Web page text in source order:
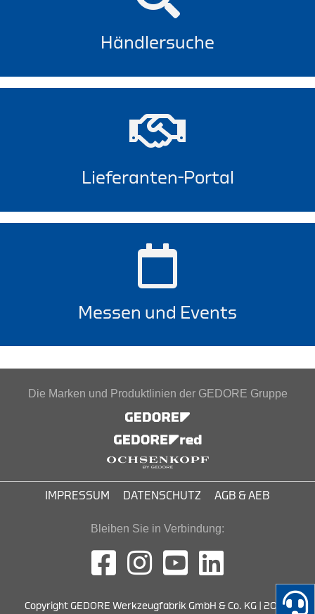
Händlersuche
Lieferanten-Portal
Messen und Events
Die Marken und Produktlinien der GEDORE Gruppe
IMPRESSUM DATENSCHUTZ AGB & AEB
Bleiben Sie in Verbindung:
Copyright GEDORE Werkzeugfabrik GmbH & Co. KG | 2026